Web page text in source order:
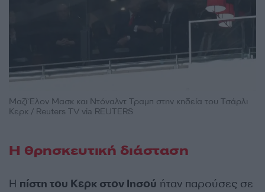
Μαζί Έλον Μασκ και Ντόναλντ Τραμπ στην κηδεία του Τσάρλι
Κερκ / Reuters TV via REUTERS
Η θρησκευτική διάσταση
Η πίστη του Κερκ στον Ιησού ήταν παρούσες σε